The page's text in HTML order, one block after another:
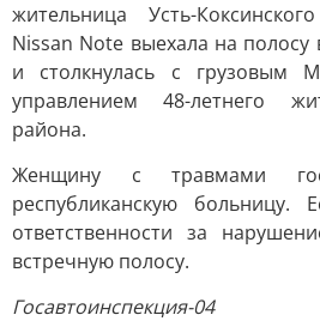
жительница Усть-
Nissan Note выехала на полосу
и столкнулась с грузовым
управлением 48-летнего
района.
Женщину с травмами
республиканскую
ответственности за
встречную полосу.
Госавтоинспекция-04